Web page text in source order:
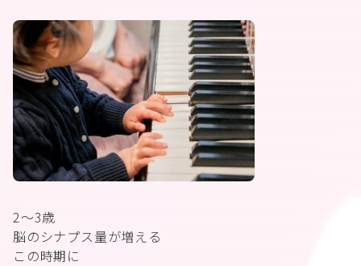
2〜3歳
脳のシナプス量が増える
この時期に